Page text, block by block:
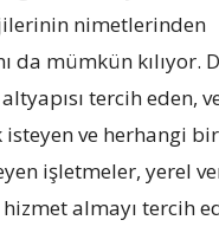
nimetlerinden
da mümkün kılıyor.
tercih eden,
ve herhangi
işletmeler, yerel
almayı tercih